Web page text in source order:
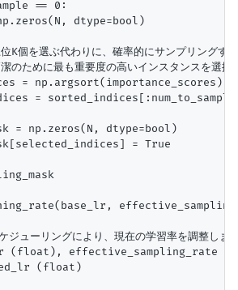
== 0:
dtype=bool)
K個を選ぶ代わりに、確率的にサンプリングす
のために最も重要度の高いインスタンスを選択
=
=
= np.zeros(N, dtype=bool)
= True
ジューリングにより、現在の学習率を調整しま
(float), effective_sampling_rate
(float)